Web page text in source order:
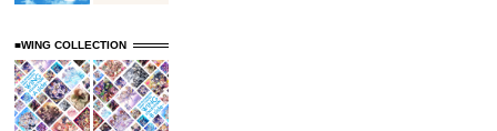
■WING COLLECTION